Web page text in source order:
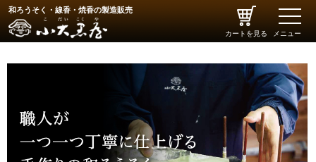
和ろうそく・線香・焼香の製造販売
カートを見る
toggle
メニュー